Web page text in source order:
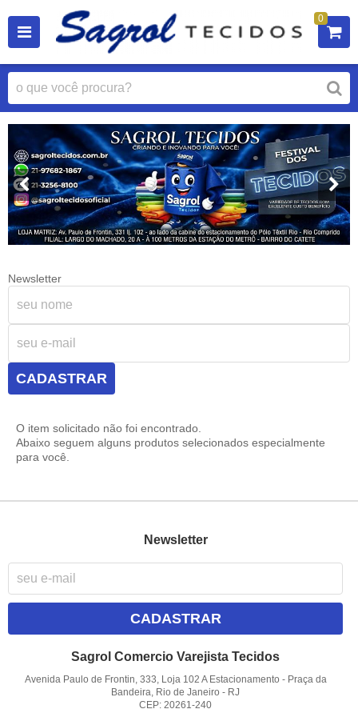
0
Newsletter
CADASTRAR
O item solicitado não foi encontrado.
Abaixo seguem alguns produtos selecionados especialmente
para você.
Newsletter
CADASTRAR
Sagrol Comercio Varejista Tecidos
Avenida Paulo de Frontin, 333, Loja 102 A Estacionamento - Praça da
Bandeira, Rio de Janeiro - RJ
CEP: 20261-240